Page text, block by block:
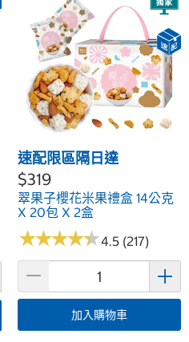
速配限區隔日達
$319
翠果子櫻花米果禮盒 14公克
X 20包 X 2盒
★★★★★
★★★★★4.5 (217)
加入購物車